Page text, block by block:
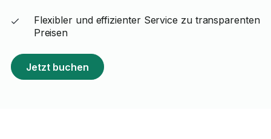
Flexibler und effizienter Service zu transparenten
Preisen
Jetzt buchen